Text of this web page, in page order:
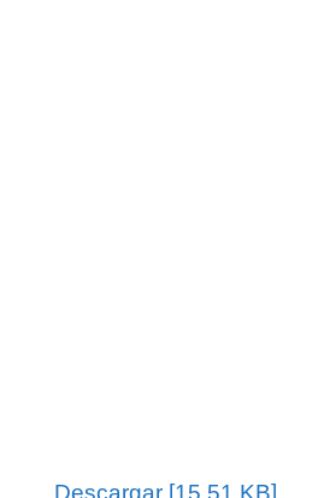
Descargar [15.51 KB]